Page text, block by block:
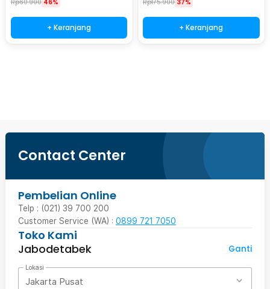
Rp60.900 46%
+ Keranjang
Rp175.900 37%
+ Keranjang
Contact Center
Pembelian Online
Telp : (021) 39 700 200
Customer Service (WA) : 0899 721 7050
Toko Kami
Jabodetabek
Ganti
Lokasi
Jakarta Pusat